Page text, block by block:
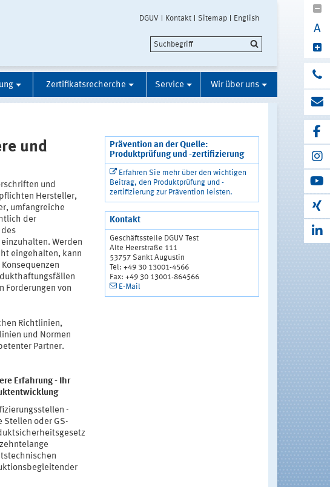
DGUV Kontakt Sitemap English
A
Zertifikatsrecherche Service Wir über uns
und
und
Hersteller,
umfangreiche
der
Werden
eingehalten, kann
Forderungen von
Richtlinien,
und Normen
Partner.
Erfahrung - Ihr
-
oder GS-
Prävention an der Quelle:
Produktprüfung und -zertifizierung
Erfahren Sie mehr über den wichtigen
Beitrag, den Produktprüfung und -
zertifizierung zur Prävention leisten.
Kontakt
Geschäftsstelle DGUV Test
Alte Heerstraße 111
53757 Sankt Augustin
Tel: +49 30 13001-4566
Fax: +49 30 13001-864566
E-Mail